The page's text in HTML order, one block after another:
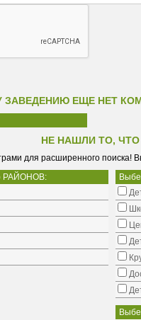
ЗАВЕДЕНИЮ ЕЩЕ НЕТ
НЕ НАШЛИ ТО,
для расширенного
РАЙОНОВ: